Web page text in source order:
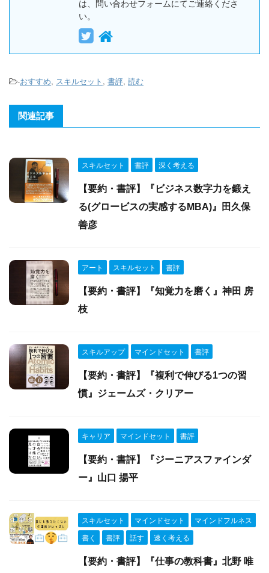
い。
-おすすめ, スキルセット , 書評, 読む
関連記事
スキルセット 書評 深く考える
【要約・書評】『ビジネス数字力を鍛え
る(グロービスの実感するMBA)』田久保
善彦
アート スキルセット 書評
【要約・書評】『知覚力を磨く』神田 房
枝
スキルアップ マインドセット 書評
【要約・書評】『複利で伸びる1つの習
慣』ジェームズ・クリアー
キャリア マインドセット 書評
【要約・書評】『ジーニアスファインダ
ー』山口 揚平
スキルセット マインドセット
マインドフルネス
書く
書評 話す 速く考える
【要約・書評】『仕事の教科書』北野 唯